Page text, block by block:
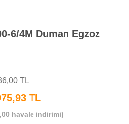
6/4M Duman Egzoz
TL
TL
havale indirimi)